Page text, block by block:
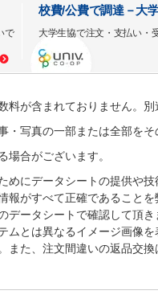
で
校費/公費で調達－大
大学生協で注文・支払い・
が含まれておりません。
写真の一部または全部を
合がございます。
にデータシートの提供や技
報がすべて正確であることを
ータシートで確認して頂き
ムとは異なるイメージ画像を
また、注文間違いの返品交